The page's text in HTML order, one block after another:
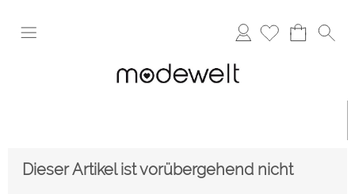
Anmelden
Dieser Artikel ist vorübergehend nicht